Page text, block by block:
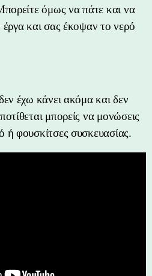
όμως να πάτε και να
έργα και σας έκοψαν το νερό
έχω κάνει ακόμα και δεν
μπορείς να μονώσεις
ή φουσκίτσες συσκευασίας.